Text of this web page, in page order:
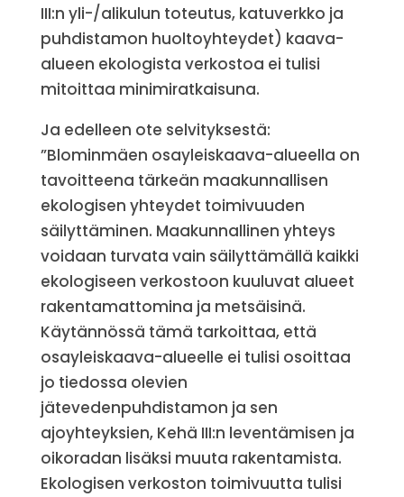
III:n yli-/alikulun toteutus, katuverkko ja
puhdistamon huoltoyhteydet) kaava-
alueen ekologista verkostoa ei tulisi
mitoittaa minimiratkaisuna.
Ja edelleen ote selvityksestä:
”Blominmäen osayleiskaava-alueella on
tavoitteena tärkeän maakunnallisen
ekologisen yhteydet toimivuuden
säilyttäminen. Maakunnallinen yhteys
voidaan turvata vain säilyttämällä kaikki
ekologiseen verkostoon kuuluvat alueet
rakentamattomina ja metsäisinä.
Käytännössä tämä tarkoittaa, että
osayleiskaava-alueelle ei tulisi osoittaa
jo tiedossa olevien
jätevedenpuhdistamon ja sen
ajoyhteyksien, Kehä III:n leventämisen ja
oikoradan lisäksi muuta rakentamista.
Ekologisen verkoston toimivuutta tulisi